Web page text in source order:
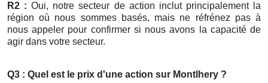
R2 : Oui, notre secteur de action inclut principalement la
région où nous sommes basés, mais ne réfrénez pas à
nous appeler pour confirmer si nous avons la capacité de
agir dans votre secteur.
Q3 : Quel est le prix d'une action sur Montlhery ?